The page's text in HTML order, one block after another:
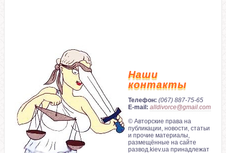
Наши
контакты
Телефон: (067) 887-75-65
E-mail: alldivorce@gmail.com
© Авторские права на
публикации, новости, статьи
и прочие материалы,
размещённые на сайте
развод.kiev.ua принадлежат